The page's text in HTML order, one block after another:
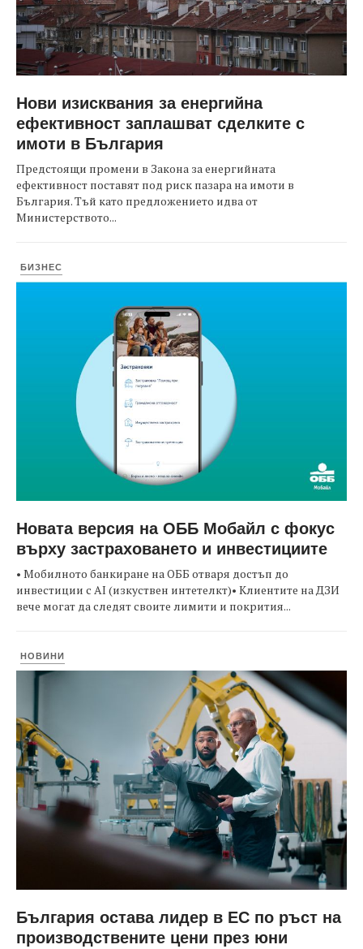
Нови изисквания за енергийна
ефективност заплашват сделките с
имоти в България
Предстоящи промени в Закона за енергийната
ефективност поставят под риск пазара на имоти в
България. Тъй като предложението идва от
Министерството...
БИЗНЕС
Новата версия на ОББ Мобайл с фокус
върху застраховането и инвестициите
• Мобилното банкиране на ОББ отваря достъп до
инвестиции с AI (изкуствен интетелкт)• Клиентите на ДЗИ
вече могат да следят своите лимити и покрития...
НОВИНИ
България остава лидер в ЕС по ръст на
производствените цени през юни